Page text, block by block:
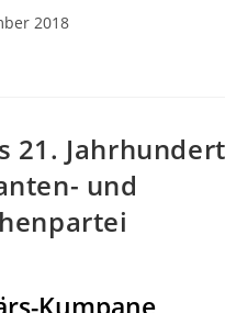
2018
21.
und